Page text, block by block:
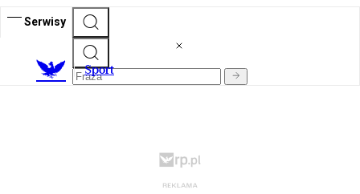
Serwisy
Sport